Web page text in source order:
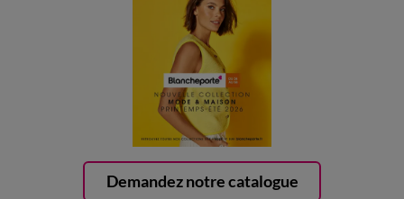
Demandez notre catalogue